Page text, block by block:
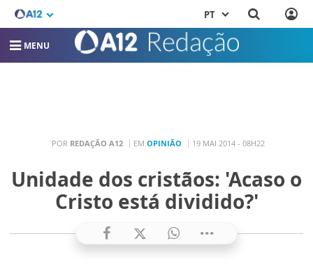
PT
MENU
POR REDAÇÃO A12 EM OPINIÃO 19 MAI 2014 - 08H22
Unidade dos cristãos: 'Acaso o
Cristo está dividido?'